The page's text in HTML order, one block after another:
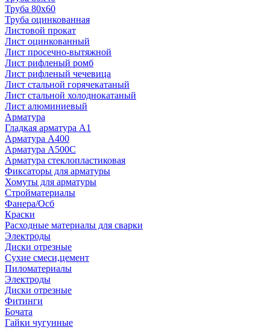
Труба 80x60
Труба оцинкованная
Листовой прокат
Лист оцинкованный
Лист просечно-вытяжной
Лист рифленый ромб
Лист рифленый чечевица
Лист стальной горячекатаный
Лист стальной холоднокатаный
Лист алюминиевый
Арматура
Гладкая арматура А1
Арматура А400
Арматура A500C
Арматура стеклопластиковая
Фиксаторы для арматуры
Хомуты для арматуры
Стройматериалы
Фанера/Осб
Краски
Расходные материалы для сварки
Электроды
Диски отрезные
Сухие смеси,цемент
Пиломатериалы
Электроды
Диски отрезные
Фитинги
Бочата
Гайки чугунные